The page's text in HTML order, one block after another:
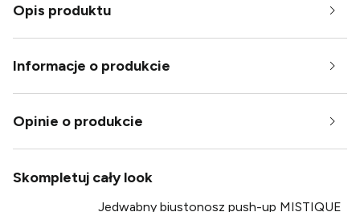
Opis produktu
Informacje o produkcie
Opinie o produkcie
Skompletuj cały look
Jedwabny biustonosz push-up MISTIQUE